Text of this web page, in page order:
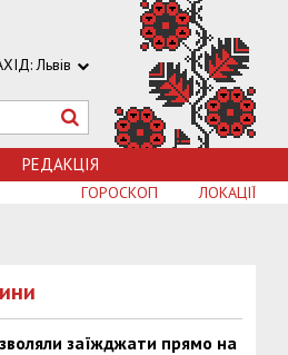
Львів
РЕДАКЦІЯ
ЛОКАЦІЇ
ГОРОСКОП
заїжджати прямо на